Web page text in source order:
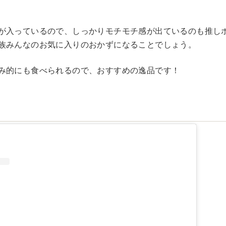
入っているので、しっかりモチモチ感が出ているのも推し
みんなのお気に入りのおかずになることでしょう。
的にも食べられるので、おすすめの逸品です！